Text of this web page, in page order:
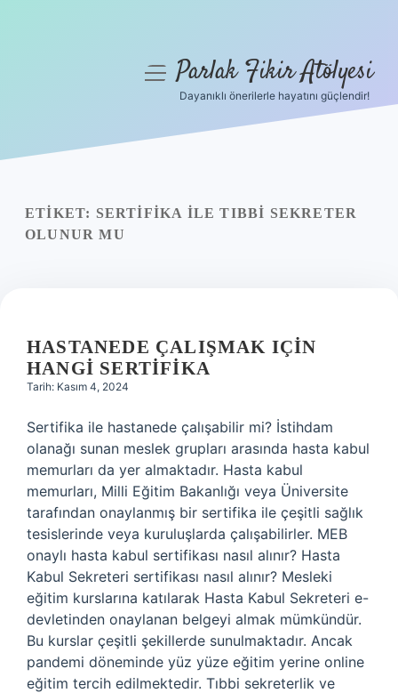
Yasal Uyarı
menüyüParlak Fikir Atölyesi
Dayanıklı önerilerle hayatını güçlendir!
ETIKET: SERTIFIKA ILE TIBBI SEKRETER
OLUNUR MU
HASTANEDE ÇALIŞMAK IÇIN
HANGI SERTIFIKA
Tarih: Kasım 4, 2024
Sertifika ile hastanede çalışabilir mi? İstihdam
olanağı sunan meslek grupları arasında hasta kabul
memurları da yer almaktadır. Hasta kabul
memurları, Milli Eğitim Bakanlığı veya Üniversite
tarafından onaylanmış bir sertifika ile çeşitli sağlık
tesislerinde veya kuruluşlarda çalışabilirler. MEB
onaylı hasta kabul sertifikası nasıl alınır? Hasta
Kabul Sekreteri sertifikası nasıl alınır? Mesleki
eğitim kurslarına katılarak Hasta Kabul Sekreteri e-
devletinden onaylanan belgeyi almak mümkündür.
Bu kurslar çeşitli şekillerde sunulmaktadır. Ancak
pandemi döneminde yüz yüze eğitim yerine online
eğitim tercih edilmektedir. Tıbbi sekreterlik ve